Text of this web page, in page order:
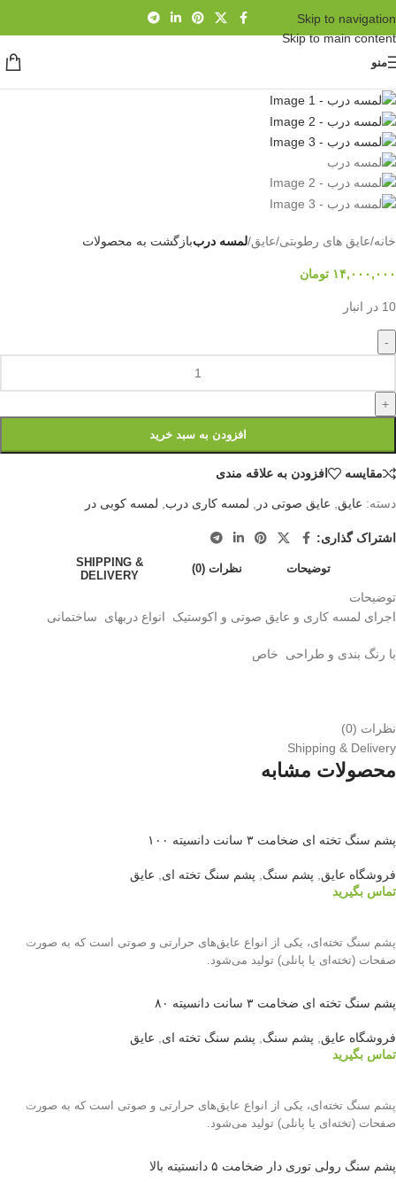
Skip to navigation
Skip to main content
منو
خانه/عایق های رطوبتی/عایق/لمسه درببازگشت به محصولات
۱۴,۰۰۰,۰۰۰ تومان
10 در انبار
-
+
افزودن به سبد خرید
مقايسه افزودن به علاقه مندی
دسته: عایق عایق صوتی در لمسه کاری درب لمسه کوبی در
اشتراک گذاری:
توضیحات نظرات (0)
SHIPPING &
DELIVERY
توضیحات
اجرای لمسه کاری و عایق صوتی و اکوستیک انواع دربهای ساختمانی
با رنگ بندی و طراحی خاص
نظرات (0)
Shipping & Delivery
محصولات مشابه
پشم سنگ تخته ای ضخامت ۳ سانت دانسیته ۱۰۰
فروشگاه عایق پشم سنگ پشم سنگ تخته ای
عایق
تماس بگیرید
پشم سنگ تخته‌ای، یکی از انواع عایق‌های حرارتی و صوتی است که به صورت
صفحات (تخته‌ای یا پانلی) تولید می‌شود.
پشم سنگ تخته ای ضخامت ۳ سانت دانسیته ۸۰
فروشگاه عایق پشم سنگ پشم سنگ تخته ای
عایق
تماس بگیرید
پشم سنگ تخته‌ای، یکی از انواع عایق‌های حرارتی و صوتی است که به صورت
صفحات (تخته‌ای یا پانلی) تولید می‌شود.
پشم سنگ رولی توری دار ضخامت ۵ دانستیته بالا